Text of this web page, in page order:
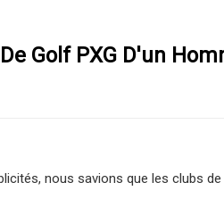
Golf PXG D'un
nous savions que les clubs